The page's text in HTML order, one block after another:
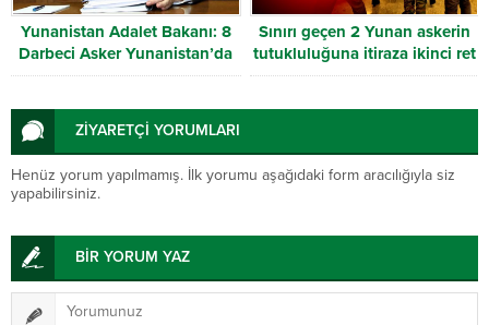
Yunanistan Adalet Bakanı: 8
Darbeci Asker Yunanistan’da
Yargılanabilir
Sınırı geçen 2 Yunan askerin
tutukluluğuna itiraza ikinci ret
ZİYARETÇİ YORUMLARI
Henüz yorum yapılmamış. İlk yorumu aşağıdaki form aracılığıyla siz
yapabilirsiniz.
BİR YORUM YAZ